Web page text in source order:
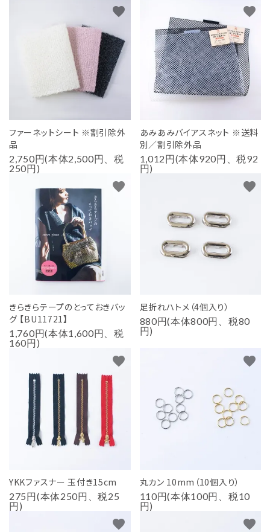
ファーネットシート ※割引除外
品
2,750円(本体2,500円、税
250円)
favorite
あみあみバイアスネット ※送料
別／割引除外品
1,012円(本体920円、税92
円)
favorite
きらきらテープのとっておきバッ
グ 【BU11721】
1,760円(本体1,600円、税
160円)
favorite
足折れハトメ（4個入り）
880円(本体800円、税80
円)
favorite
YKKファスナー 玉付き15cm
275円(本体250円、税25
円)
favorite
丸カン 10mm（10個入り）
110円(本体100円、税10
円)
favorite
favorite favorite